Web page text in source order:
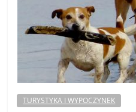
TURYSTYKA I WYPOCZYNEK